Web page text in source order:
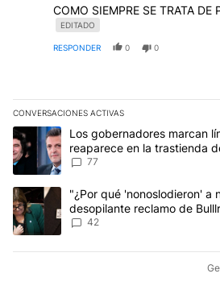
COMO SIEMPRE SE TRATA DE
EDITADO
RESPONDER 0 0
CONVERSACIONES ACTIVAS
Este listado muestra los artículos con
Un artículo de tendencia con el título
Los gobernadores marcan
reaparece en la trastienda
77
Un artículo de tendencia con el título
"¿Por qué 'nonoslodieron' a
desopilante reclamo de
Malvinas
42